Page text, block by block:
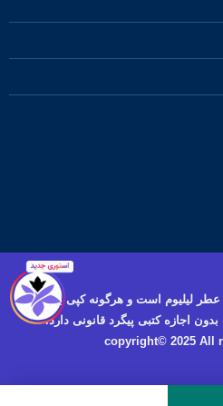
لیلیوم است و هرگونه کپی برداری و
اجازه کتبی پیگرد قانونی دارد.
copyright© 2025 All